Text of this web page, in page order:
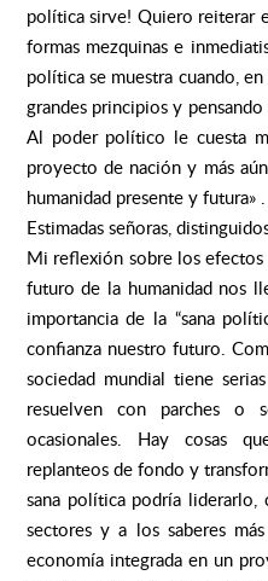
política sirve! Quiero reiterar
formas mezquinas e
política se muestra cuando,
grandes principios y
Al poder político le cuesta
proyecto de nación y más
humanidad presente y futura» .
Estimadas señoras,
Mi reflexión sobre los
futuro de la humanidad nos
importancia de la “sana
confianza nuestro futuro.
sociedad mundial tiene
resuelven con parches o
ocasionales. Hay cosas
replanteos de fondo y
sana política podría liderarlo,
sectores y a los saberes
economía integrada en un